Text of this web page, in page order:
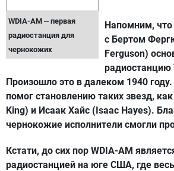
WDIA-AM – первая
радиостанция для
чернокожих
Напомним,
с Бертом
Ferguson)
радиостанцию
Произошло это в далеком 1940
помог становлению таких звезд,
King) и Исаак Хайс (Isaac Hayes).
чернокожие исполнители смогли
Кстати, до сих пор WDIA-AM
радиостанцией на юге США, где